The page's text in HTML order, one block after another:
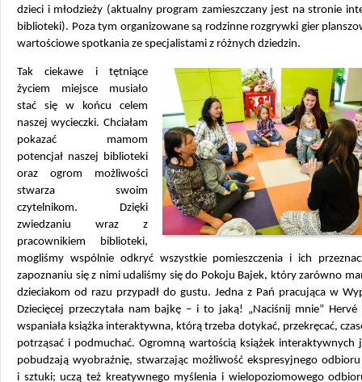
dzieci i młodzieży (aktualny program zamieszczany jest na stronie
biblioteki). Poza tym organizowane są rodzinne rozgrywki gier
wartościowe spotkania ze specjalistami z różnych dziedzin.
Tak ciekawe i tętniące
życiem miejsce musiało
stać się w końcu celem
naszej wycieczki. Chciałam
pokazać mamom
potencjał naszej biblioteki
oraz ogrom możliwości
stwarza swoim
czytelnikom. Dzięki
zwiedzaniu wraz z
pracownikiem biblioteki,
mogliśmy wspólnie odkryć wszystkie pomieszczenia i ich
zapoznaniu się z nimi udaliśmy się do Pokoju Bajek, który zarówno
dzieciakom od razu przypadł do gustu. Jedna z Pań pracująca w
Dziecięcej przeczytała nam bajkę – i to jaką! „Naciśnij mnie”
wspaniała książka interaktywna, którą trzeba dotykać, przekręcać,
potrząsać i podmuchać. Ogromną wartością książek interaktywnych
pobudzają wyobraźnię, stwarzając możliwość ekspresyjnego
i sztuki; uczą też kreatywnego myślenia i wielopoziomowego